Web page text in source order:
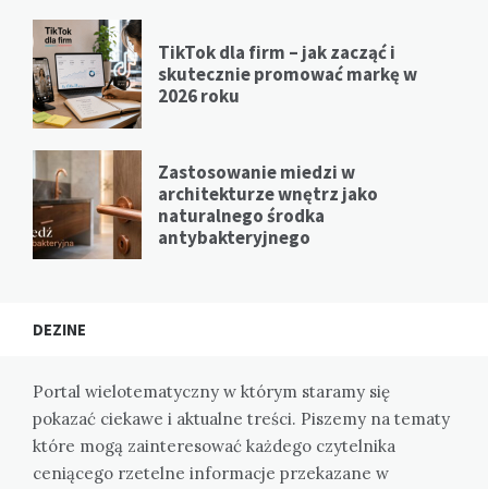
TikTok dla firm – jak zacząć i
skutecznie promować markę w
2026 roku
Zastosowanie miedzi w
architekturze wnętrz jako
naturalnego środka
antybakteryjnego
DEZINE
Portal wielotematyczny w którym staramy się
pokazać ciekawe i aktualne treści. Piszemy na tematy
które mogą zainteresować każdego czytelnika
ceniącego rzetelne informacje przekazane w